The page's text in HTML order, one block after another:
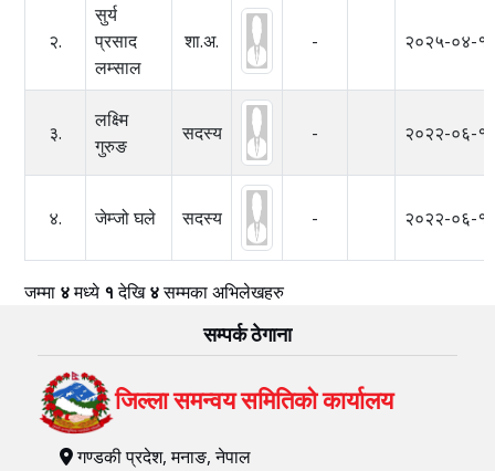
२.
सुर्य
प्रसाद
लम्साल
शा.अ. - २०२५-०४-
३.
लक्ष्मि
गुरुङ
सदस्य - २०२२-०६-
४. जेम्जो घले सदस्य - २०२२-०६-
जम्मा ४मध्ये १देखि४सम्मका अभिलेखहरु
सम्पर्क ठेगाना
जिल्ला समन्वय समितिको कार्यालय
गण्डकी प्रदेश, मनाङ, नेपाल